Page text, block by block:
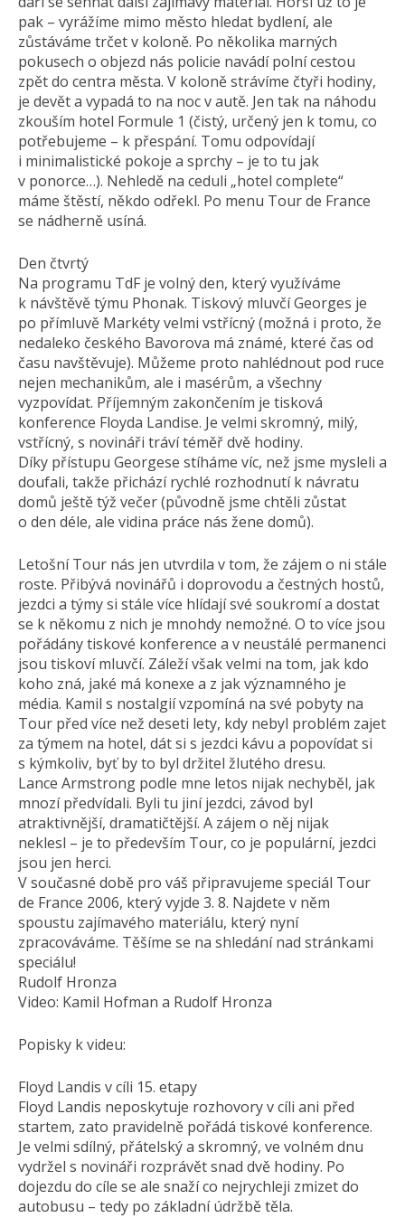
pak – vyrážíme mimo město hledat bydlení, ale
zůstáváme trčet v koloně. Po několika marných
pokusech o objezd nás policie navádí polní cestou
zpět do centra města. V koloně strávíme čtyři hodiny,
je devět a vypadá to na noc v autě. Jen tak na náhodu
zkouším hotel Formule 1 (čistý, určený jen k tomu, co
potřebujeme – k přespání. Tomu odpovídají
i minimalistické pokoje a sprchy – je to tu jak
v ponorce…). Nehledě na ceduli „hotel complete“
máme štěstí, někdo odřekl. Po menu Tour de France
se nádherně usíná.
Den čtvrtý
Na programu TdF je volný den, který využíváme
k návštěvě týmu Phonak. Tiskový mluvčí Georges je
po přímluvě Markéty velmi vstřícný (možná i proto, že
nedaleko českého Bavorova má známé, které čas od
času navštěvuje). Můžeme proto nahlédnout pod ruce
nejen mechanikům, ale i masérům, a všechny
vyzpovídat. Příjemným zakončením je tisková
konference Floyda Landise. Je velmi skromný, milý,
vstřícný, s novináři tráví téměř dvě hodiny.
Díky přístupu Georgese stíháme víc, než jsme mysleli a
doufali, takže přichází rychlé rozhodnutí k návratu
domů ještě týž večer (původně jsme chtěli zůstat
o den déle, ale vidina práce nás žene domů).
Letošní Tour nás jen utvrdila v tom, že zájem o ni stále
roste. Přibývá novinářů i doprovodu a čestných hostů,
jezdci a týmy si stále více hlídají své soukromí a dostat
se k někomu z nich je mnohdy nemožné. O to více jsou
pořádány tiskové konference a v neustálé permanenci
jsou tiskoví mluvčí. Záleží však velmi na tom, jak kdo
koho zná, jaké má konexe a z jak významného je
média. Kamil s nostalgií vzpomíná na své pobyty na
Tour před více než deseti lety, kdy nebyl problém zajet
za týmem na hotel, dát si s jezdci kávu a popovídat si
s kýmkoliv, byť by to byl držitel žlutého dresu.
Lance Armstrong podle mne letos nijak nechyběl, jak
mnozí předvídali. Byli tu jiní jezdci, závod byl
atraktivnější, dramatičtější. A zájem o něj nijak
neklesl – je to především Tour, co je populární, jezdci
jsou jen herci.
V současné době pro váš připravujeme speciál Tour
de France 2006, který vyjde 3. 8. Najdete v něm
spoustu zajímavého materiálu, který nyní
zpracováváme. Těšíme se na shledání nad stránkami
speciálu!
Rudolf Hronza
Video: Kamil Hofman a Rudolf Hronza
Popisky k videu:
Floyd Landis v cíli 15. etapy
Floyd Landis neposkytuje rozhovory v cíli ani před
startem, zato pravidelně pořádá tiskové konference.
Je velmi sdílný, přátelský a skromný, ve volném dnu
vydržel s novináři rozprávět snad dvě hodiny. Po
dojezdu do cíle se ale snaží co nejrychleji zmizet do
autobusu – tedy po základní údržbě těla.